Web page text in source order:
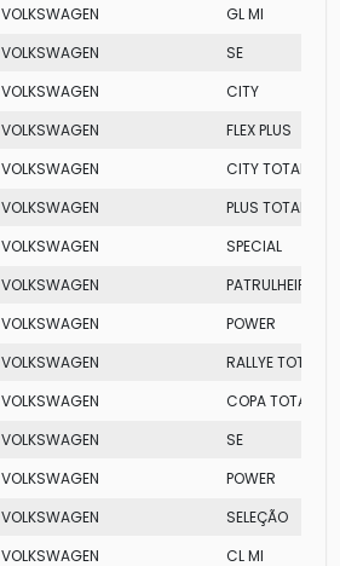
VOLKSWAGEN
GL MI
VOLKSWAGEN
SE
VOLKSWAGEN
CITY
VOLKSWAGEN
FLEX PLUS
VOLKSWAGEN
CITY TOTAL FLEX
VOLKSWAGEN
PLUS TOTAL FLEX
VOLKSWAGEN
SPECIAL
VOLKSWAGEN
PATRULHEIRO
VOLKSWAGEN
POWER
VOLKSWAGEN
RALLYE TOTAL
VOLKSWAGEN
COPA TOTAL
VOLKSWAGEN
SE
VOLKSWAGEN
POWER
VOLKSWAGEN
SELEÇÃO
VOLKSWAGEN
CL MI